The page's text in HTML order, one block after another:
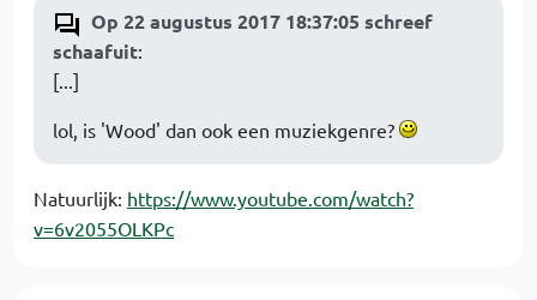
Op 22 augustus 2017 18:37:05 schreef
schaafuit:
[...]
lol, is 'Wood' dan ook een muziekgenre?
Natuurlijk: https://www.youtube.com/watch?
v=6v2055OLKPc